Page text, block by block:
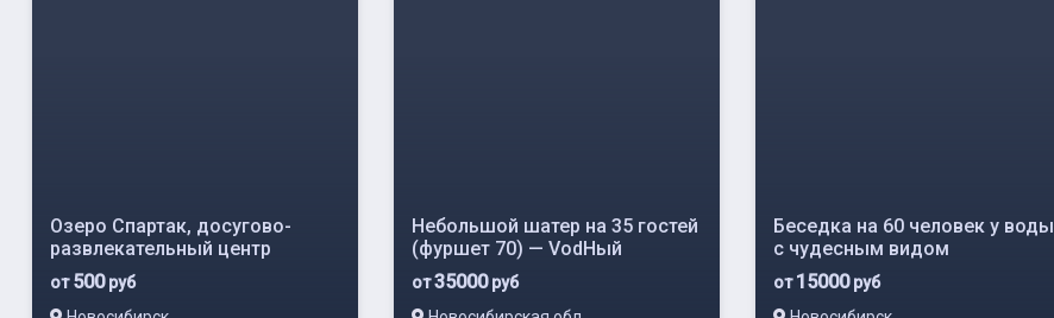
Озеро Спартак, досугово-
развлекательный центр
от500руб
Небольшой шатер на 35 гостей
(фуршет 70) — VodНый
от35000руб
Беседка на 60 человек у воды
с чудесным видом
от15000руб